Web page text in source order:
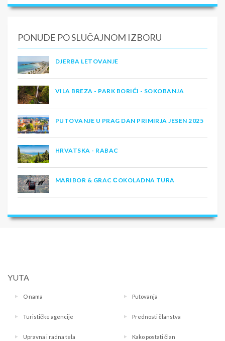
PONUDE PO SLUČAJNOM IZBORU
DJERBA LETOVANJE
VILA BREZA - PARK BORIĆI - SOKOBANJA
PUTOVANJE U PRAG DAN PRIMIRJA JESEN 2025
HRVATSKA - RABAC
MARIBOR & GRAC ČOKOLADNA TURA
YUTA
O nama Putovanja
Turističke agencije Prednosti članstva
Upravna i radna tela Kako postati član